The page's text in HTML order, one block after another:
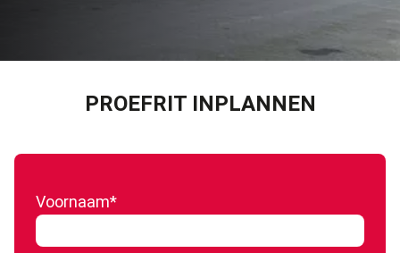
PROEFRIT INPLANNEN
Voornaam*